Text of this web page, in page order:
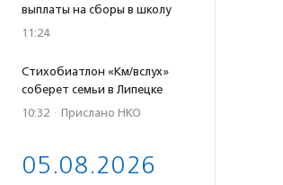
выплаты на сборы в школу
11:24
Стихобиатлон «Км/вслух»
соберет семьи в Липецке
10:32 · Прислано НКО
05.08.2026